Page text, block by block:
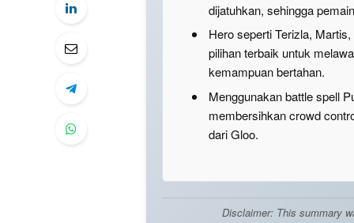
dijatuhkan, sehingga
Hero seperti Terizla,
pilihan terbaik untuk
kemampuan bertahan.
Menggunakan battle spell
membersihkan crowd
dari Gloo.
Disclaimer: This summary